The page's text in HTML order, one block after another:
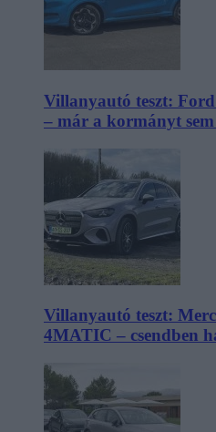
Villanyautó teszt:
– már a kormányt
Villanyautó teszt:
4MATIC – csendben